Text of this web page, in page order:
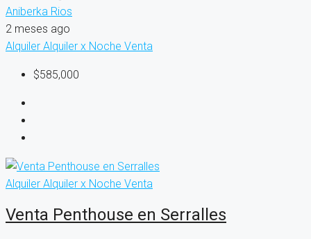
Aniberka Rios
2 meses ago
Alquiler Alquiler x Noche Venta
$585,000
Alquiler Alquiler x Noche Venta
Venta Penthouse en Serralles